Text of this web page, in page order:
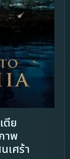
ตีย
าพ
เศร้า